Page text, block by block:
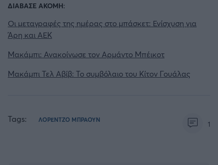
ΔΙΑΒΑΣΕ ΑΚΟΜΗ:
Οι μεταγραφές της ημέρας στο μπάσκετ: Ενίσχυση για
Άρη και ΑΕΚ
Μακάμπι: Ανακοίνωσε τον Αρμάντο Μπέικοτ
Μακάμπι Τελ Αβίβ: Το συμβόλαιο του Κίτον Γουάλας
Tags: ΛΟΡΕΝΤΖΟ ΜΠΡΑΟΥΝ 1